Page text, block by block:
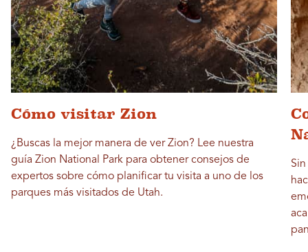
Cómo visitar Zion
¿Buscas la mejor manera de ver Zion? Lee nuestra
guía Zion National Park para obtener consejos de
expertos sobre cómo planificar tu visita a uno de los
parques más visitados de Utah.